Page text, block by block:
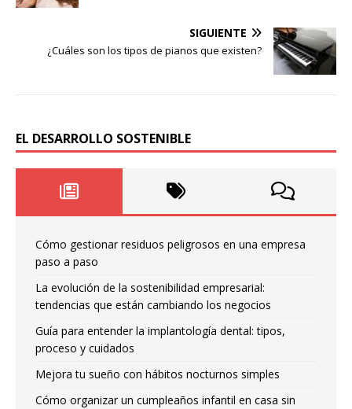
SIGUIENTE
¿Cuáles son los tipos de pianos que existen?
EL DESARROLLO SOSTENIBLE
Cómo gestionar residuos peligrosos en una empresa
paso a paso
La evolución de la sostenibilidad empresarial:
tendencias que están cambiando los negocios
Guía para entender la implantología dental: tipos,
proceso y cuidados
Mejora tu sueño con hábitos nocturnos simples
Cómo organizar un cumpleaños infantil en casa sin